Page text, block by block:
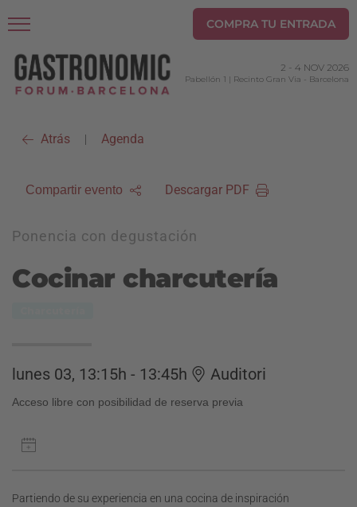
COMPRA TU ENTRADA
2 - 4 NOV 2026
Pabellón 1 | Recinto Gran Via - Barcelona
Atrás | Agenda
Compartir evento Descargar PDF
Ponencia con degustación
Cocinar charcutería
lunes 03, 13:15h - 13:45h Auditori
Acceso libre con posibilidad de reserva previa
Partiendo de su experiencia en una cocina de inspiración